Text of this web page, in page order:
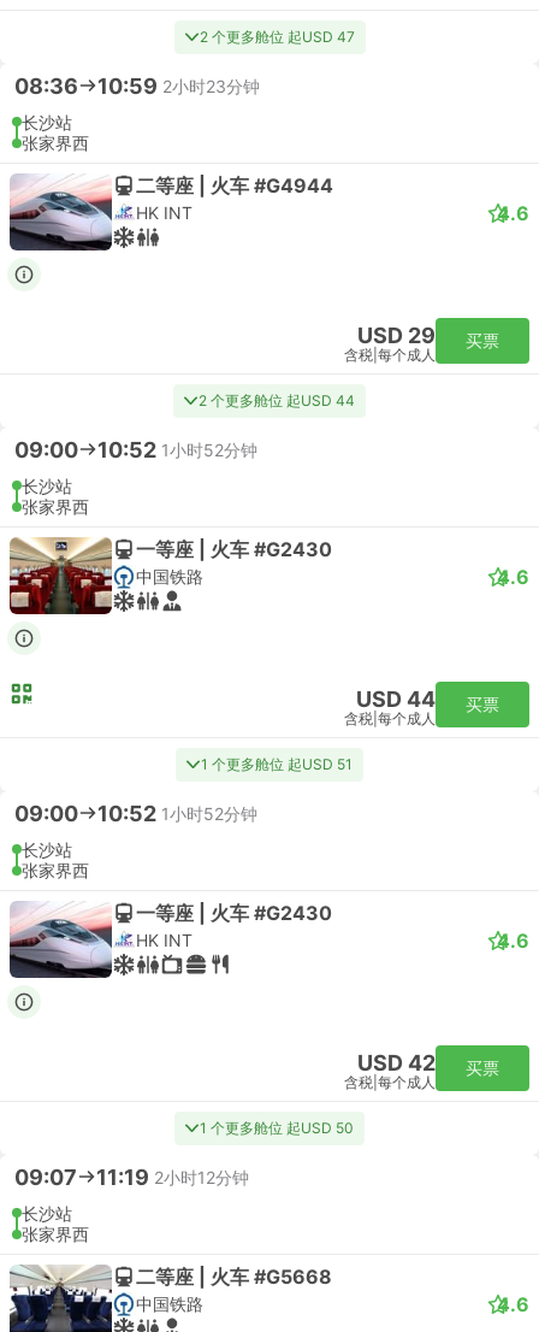
2 个更多舱位 起USD 47
08:36 10:59 2小时23分钟
长沙站
张家界西
二等座 | 火车 #G4944
HK INT 4.6
USD 29
含税 每个成人
买票
2 个更多舱位 起USD 44
09:00 10:52 1小时52分钟
长沙站
张家界西
一等座 | 火车 #G2430
中国铁路 4.6
USD 44
含税 每个成人
买票
1 个更多舱位 起USD 51
09:00 10:52 1小时52分钟
长沙站
张家界西
一等座 | 火车 #G2430
HK INT 4.6
USD 42
含税 每个成人
买票
1 个更多舱位 起USD 50
09:07 11:19 2小时12分钟
长沙站
张家界西
二等座 | 火车 #G5668
中国铁路 4.6